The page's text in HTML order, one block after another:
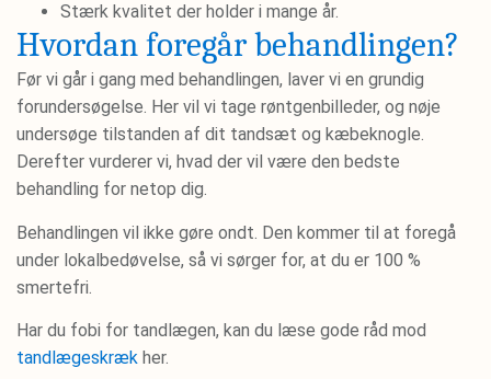
Stærk kvalitet der holder i mange år.
Hvordan foregår behandlingen?
Før vi går i gang med behandlingen, laver vi en grundig
forundersøgelse. Her vil vi tage røntgenbilleder, og nøje
undersøge tilstanden af dit tandsæt og kæbeknogle.
Derefter vurderer vi, hvad der vil være den bedste
behandling for netop dig.
Behandlingen vil ikke gøre ondt. Den kommer til at foregå
under lokalbedøvelse, så vi sørger for, at du er 100 %
smertefri.
Har du fobi for tandlægen, kan du læse gode råd mod
tandlægeskræk her.